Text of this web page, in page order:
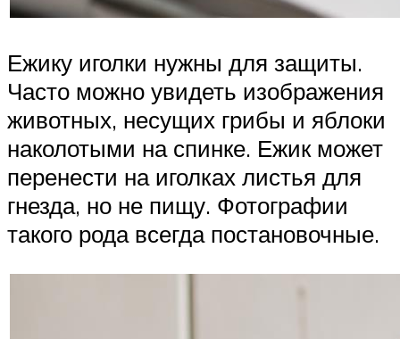
Ежику иголки нужны для защиты.
Часто можно увидеть изображения
животных, несущих грибы и яблоки
наколотыми на спинке. Ежик может
перенести на иголках листья для
гнезда, но не пищу. Фотографии
такого рода всегда постановочные.